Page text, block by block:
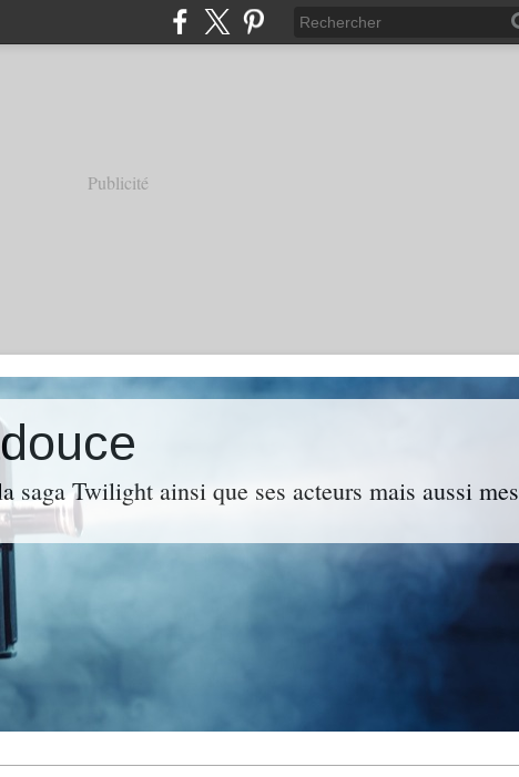
Publicité
saga Twilight ainsi que ses acteurs mais aussi mes